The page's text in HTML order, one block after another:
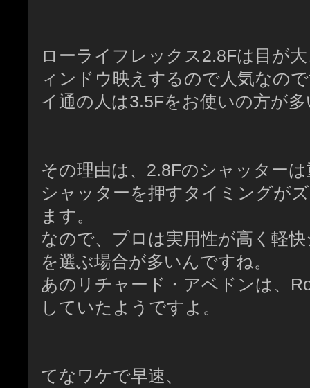
ローライフレックス2.8Fは目が
ィンドウ映えするので人気なの
イ通の人は3.5Fをお使いの方が
その理由は、2.8Fのシャッター
シャッターを押すタイミングが
ます。
なので、プロは実用性が高く軽
を選ぶ場合が多いんですね。
あのリチャード・アベドンは、
していたようですよ。
てなワケで早速、